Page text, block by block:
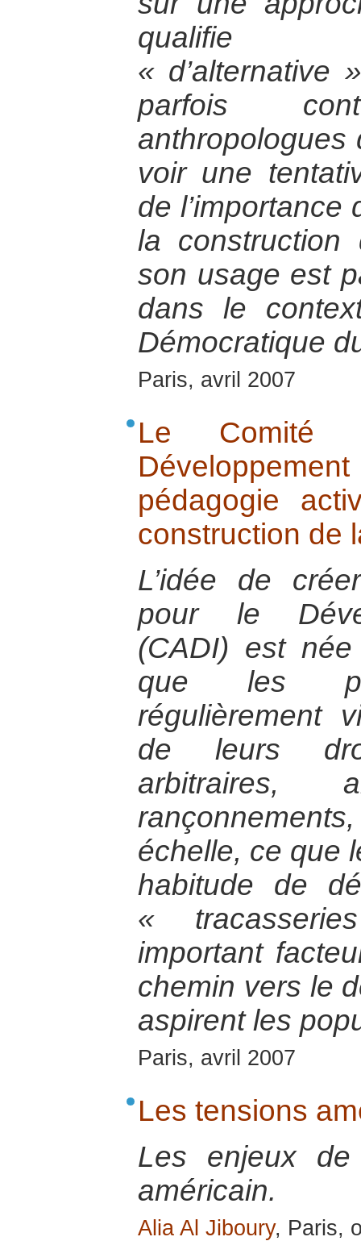
qualifie
« d’alternative
parfois
anthropologues
voir une
de l’importance
la construction
son usage est
dans le
Démocratique
Paris, avril 2007
Le Comité
pédagogie
construction de
L’idée de
pour le
(CADI) est
que les
régulièrement
de leurs
arbitraires,
échelle, ce que
habitude de
«
important
chemin vers le
aspirent les
Paris, avril 2007
Les tensions
Les enjeux de
américain.
Alia Al Jiboury, Paris,